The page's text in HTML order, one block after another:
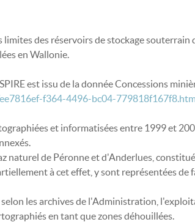
des réservoirs de stockage souterrain
en Wallonie.
est issu de la donnée Concessions
f364-4496-bc04-
et informatisées entre 1999 et
naturel de Péronne et d'Anderlues,
à cet effet, y sont représentées de
les archives de l'Administration,
en tant que zones déhouillées.